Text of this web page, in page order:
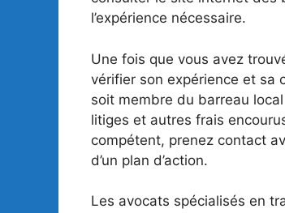
l’expérience nécessaire.
Une fois que vous avez
vérifier son expérience et sa
soit membre du barreau
litiges et autres frais
compétent, prenez contact
d’un plan d’action.
Les avocats spécialisés en